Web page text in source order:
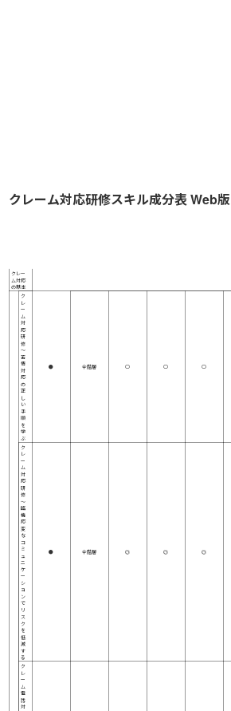
クレーム対応研修スキル成分表 Web版
クレー
ム対応
の基本
ク
レ
ー
ム
対
応
研
修
～
苦
情
対
応
の
正
し
い
手
順
を
学
ぶ
● 全階層 ○ ○ ○
ク
レ
ー
ム
対
応
研
修
～
臨
機
応
変
な
コ
ミ
ュ
ニ
ケ
ー
シ
ョ
ン
で
リ
ス
ク
を
低
減
す
る
● 全階層 ◎ ◎ ◎
ク
レ
ー
ム
電
話
対